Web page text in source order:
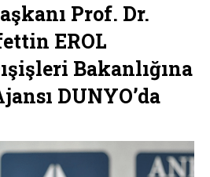
Prof. Dr.
EROL
Bakanlığına
DUNYO’da